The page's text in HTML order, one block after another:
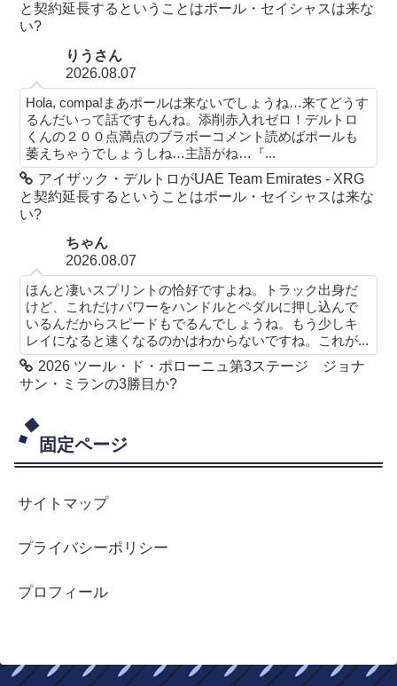
と契約延長するということはポール・セイシャスは来な
い?
りうさん
2026.08.07
Hola, compa!まあポールは来ないでしょうね…来てどうす
るんだいって話ですもんね。添削赤入れゼロ！デルトロ
くんの２００点満点のブラボーコメント読めばポールも
萎えちゃうでしょうしね…主語がね…『...
アイザック・デルトロがUAE Team Emirates - XRG
と契約延長するということはポール・セイシャスは来な
い?
ちゃん
2026.08.07
ほんと凄いスプリントの恰好ですよね。トラック出身だ
けど、これだけパワーをハンドルとペダルに押し込んで
いるんだからスピードもでるんでしょうね。もう少しキ
レイになると速くなるのかはわからないですね。これが...
2026 ツール・ド・ポローニュ第3ステージ ジョナ
サン・ミランの3勝目か?
固定ページ
サイトマップ
プライバシーポリシー
プロフィール